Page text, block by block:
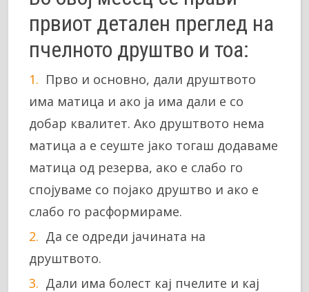
првиот детален преглед на
пчелното друштво и тоа:
Прво и основно, дали друштвото
има матица и ако ја има дали е со
добар квалитет. Ако друштвото нема
матица а е сеуште јако тогаш додаваме
матица од резерва, ако е слабо го
спојуваме со појако друштво и ако е
слабо го расформираме.
Да се одреди јачината на
друштвото.
Дали има болест кај пчелите и кај